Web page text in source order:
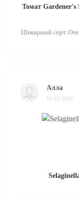
Томат Gardener's
Шикарный сорт.
Алла
04.03.2024